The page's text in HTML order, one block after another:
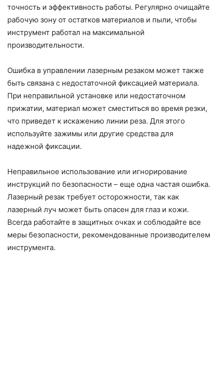
точность и эффективность работы. Регулярно очищайте
рабочую зону от остатков материалов и пыли, чтобы
инструмент работал на максимальной
производительности.
Ошибка в управлении лазерным резаком может также
быть связана с недостаточной фиксацией материала.
При неправильной установке или недостаточном
прижатии, материал может сместиться во время резки,
что приведет к искажению линии реза. Для этого
используйте зажимы или другие средства для
надежной фиксации.
Неправильное использование или игнорирование
инструкций по безопасности – еще одна частая ошибка.
Лазерный резак требует осторожности, так как
лазерный луч может быть опасен для глаз и кожи.
Всегда работайте в защитных очках и соблюдайте все
меры безопасности, рекомендованные производителем
инструмента.